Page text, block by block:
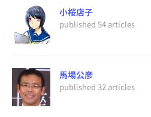
小桜店子
published 54 articles
馬場公彦
published 32 articles